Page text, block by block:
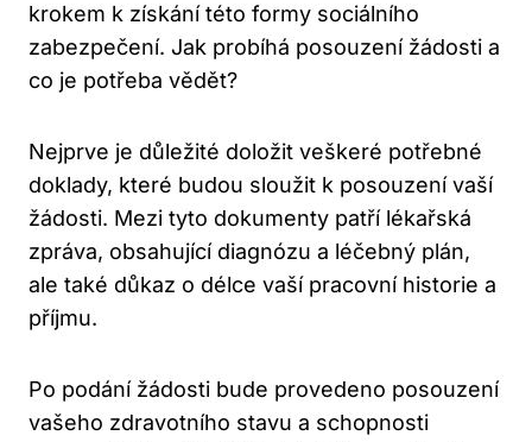
krokem k získání této formy sociálního
zabezpečení. Jak probíhá posouzení žádosti a
co je potřeba vědět?
Nejprve je důležité doložit veškeré potřebné
doklady, které budou sloužit k posouzení vaší
žádosti. Mezi tyto dokumenty patří lékařská
zpráva, obsahující diagnózu a léčebný plán,
ale také důkaz o délce vaší pracovní historie a
příjmu.
Po podání žádosti bude provedeno posouzení
vašeho zdravotního stavu a schopnosti